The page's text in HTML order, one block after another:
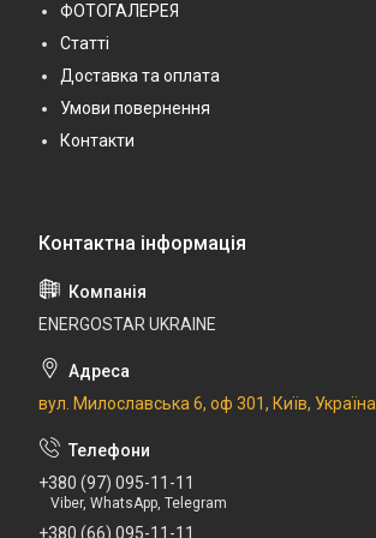
ФОТОГАЛЕРЕЯ
Статті
Доставка та оплата
Умови повернення
Контакти
ENERGOSTAR UKRAINE
вул. Милославська 6, оф 301, Київ, Україна
+380 (97) 095-11-11
Viber, WhatsApp, Telegram
+380 (66) 095-11-11